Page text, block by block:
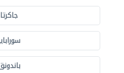
جاكرتا